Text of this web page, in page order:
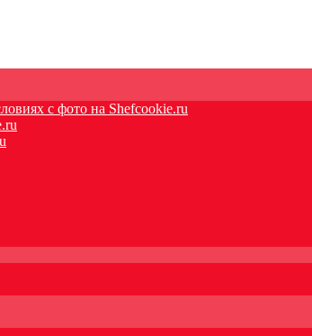
с фото на Shefcookie.ru